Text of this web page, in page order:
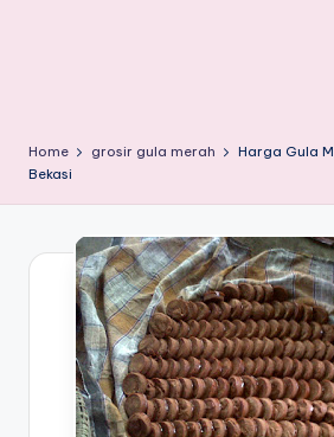
Home grosir gula merah
Harga Gula
Bekasi